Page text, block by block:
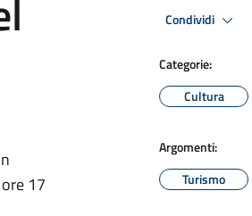
17
Condividi
Categorie:
Cultura
Argomenti:
Turismo